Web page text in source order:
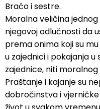
Braćo i sestre.
Moralna veličina
njegovoj odlučnosti da
prema onima koji su
u zajednici i pokajanja
zajednice, niti
Praštanje i kajanje su
dobročinstva i